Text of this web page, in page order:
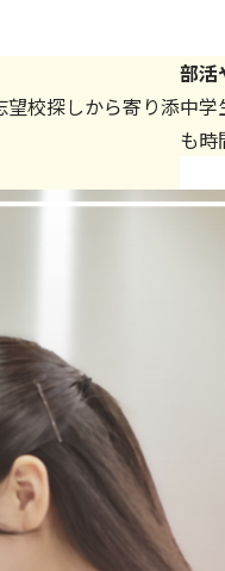
校探しから寄り添
部活
中学
も時